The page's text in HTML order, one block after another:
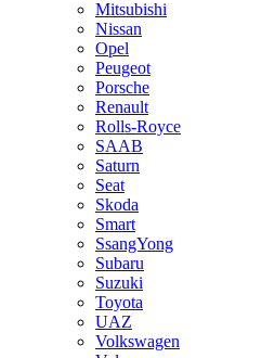
Mitsubishi
Nissan
Opel
Peugeot
Porsche
Renault
Rolls-Royce
SAAB
Saturn
Seat
Skoda
Smart
SsangYong
Subaru
Suzuki
Toyota
UAZ
Volkswagen